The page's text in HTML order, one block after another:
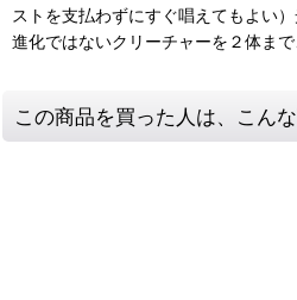
ストを支払わずにすぐ唱えてもよい
進化ではないクリーチャーを２体まで
この商品を買った人は、こん